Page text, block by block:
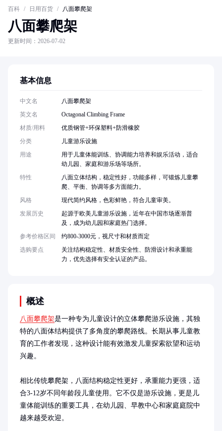
百科 / 日用百货 / 八面攀爬架
八面攀爬架
更新时间：2026-07-02
概述
八面攀爬架是一种专为儿童设计的立体攀爬游乐设施，其独
特的八面体结构提供了多角度的攀爬路线。长期从事儿童教
育的工作者发现，这种设计能有效激发儿童探索欲望和运动
兴趣。
相比传统攀爬架，八面结构稳定性更好，承重能力更强，适
合3-12岁不同年龄段儿童使用。它不仅是游乐设施，更是儿
童体能训练的重要工具，在幼儿园、早教中心和家庭庭院中
越来越受欢迎。
基本信息
中文名
八面攀爬架
英文名
Octagonal Climbing Frame
材质/用料
优质钢管+环保塑料+防滑橡胶
分类
儿童游乐设施
用途
用于儿童体能训练、协调能力培养和娱乐活动，适合
幼儿园、家庭和游乐场等场所。
特性
八面立体结构，稳定性好，功能多样，可锻炼儿童攀
爬、平衡、协调等多方面能力。
风格
现代简约风格，色彩鲜艳，符合儿童审美。
发展历史
起源于欧美儿童游乐设施，近年在中国市场逐渐普
及，成为幼儿园和家庭热门选择。
参考价格区间
约800-3000元，视尺寸和材质而定
选购要点
关注结构稳定性、材质安全性、防滑设计和承重能
力，优先选择有安全认证的产品。